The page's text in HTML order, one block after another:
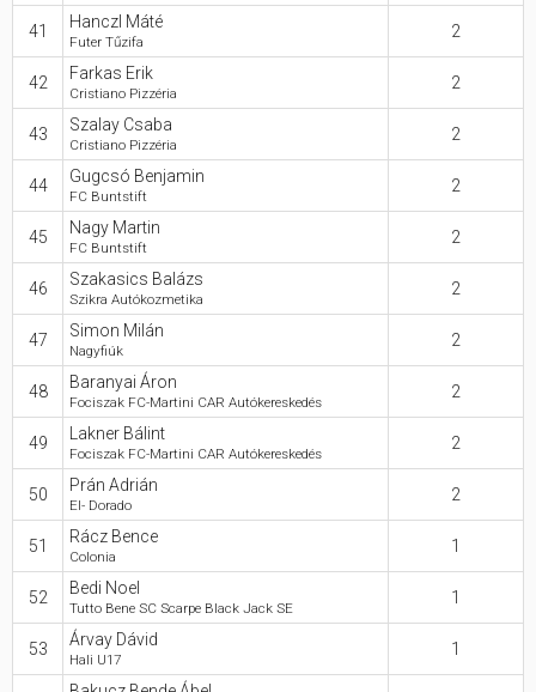
41 Hanczl Máté
Futer Tűzifa
2
42 Farkas Erik
Cristiano Pizzéria
2
43 Szalay Csaba
Cristiano Pizzéria
2
44 Gugcsó Benjamin
FC Buntstift
2
45 Nagy Martin
FC Buntstift
2
46 Szakasics Balázs
Szikra Autókozmetika
2
47 Simon Milán
Nagyfiúk
2
48 Baranyai Áron
Fociszak FC-Martini CAR Autókereskedés
2
49 Lakner Bálint
Fociszak FC-Martini CAR Autókereskedés
2
50 Prán Adrián
El- Dorado
2
51 Rácz Bence
Colonia
1
52 Bedi Noel
Tutto Bene SC Scarpe Black Jack SE
1
53 Árvay Dávid
Hali U17
1